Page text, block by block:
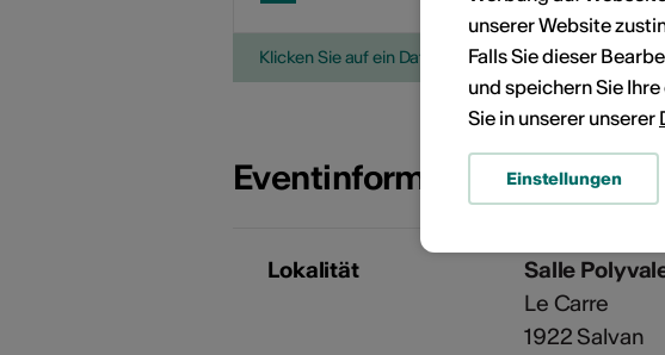
Klicken Sie auf ein Datum, um die Veranstaltung
Eventinformationen
Lokalität
Salle
Le Carre
1922 Salvan
unserer Website
Falls Sie dieser
und speichern Sie
Sie in unserer unserer
Einstellungen